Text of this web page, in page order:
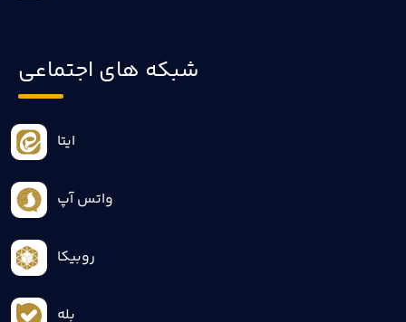
شبکه های اجتماعی
ایتا
واتس آپ
روبیکا
بله